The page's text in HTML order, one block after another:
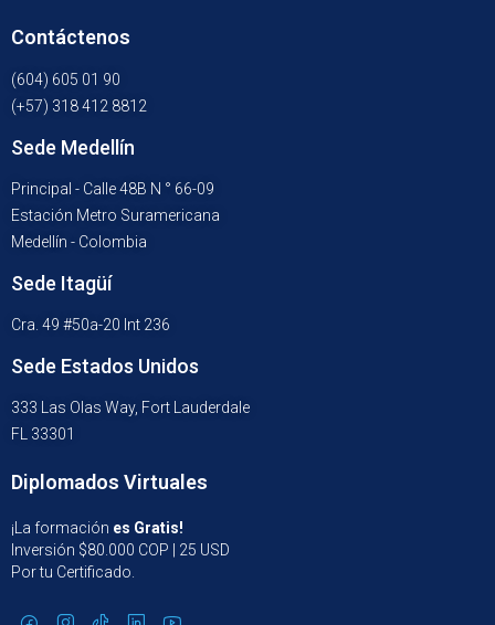
Contáctenos
(604) 605 01 90
(+57) 318 412 8812
Sede Medellín
Principal - Calle 48B N ° 66-09
Estación Metro Suramericana
Medellín - Colombia
Sede Itagüí
Cra. 49 #50a-20 Int 236
Sede Estados Unidos
333 Las Olas Way, Fort Lauderdale
FL 33301
Diplomados Virtuales
¡La formación es Gratis!
Inversión $80.000 COP | 25 USD
Por tu Certificado.